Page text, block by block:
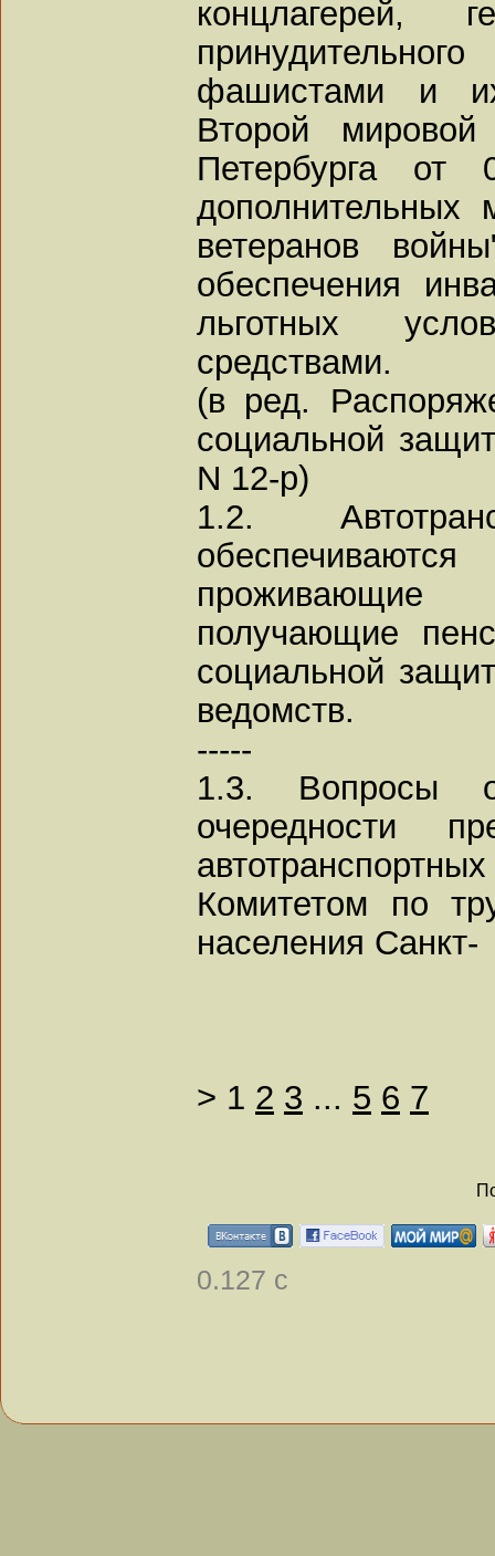
фашистами и
Второй
Петербурга
дополнительных
ветеранов
обеспечения
льготных
средствами.
(в ред.
социальной
N 12-р)
1.2.
проживающие
получающие
социальной
ведомств.
-----
1.3. Вопросы
очередности
Комитетом по
населения Санкт-
> 1 2 3 ... 5 6 7
0.127 с